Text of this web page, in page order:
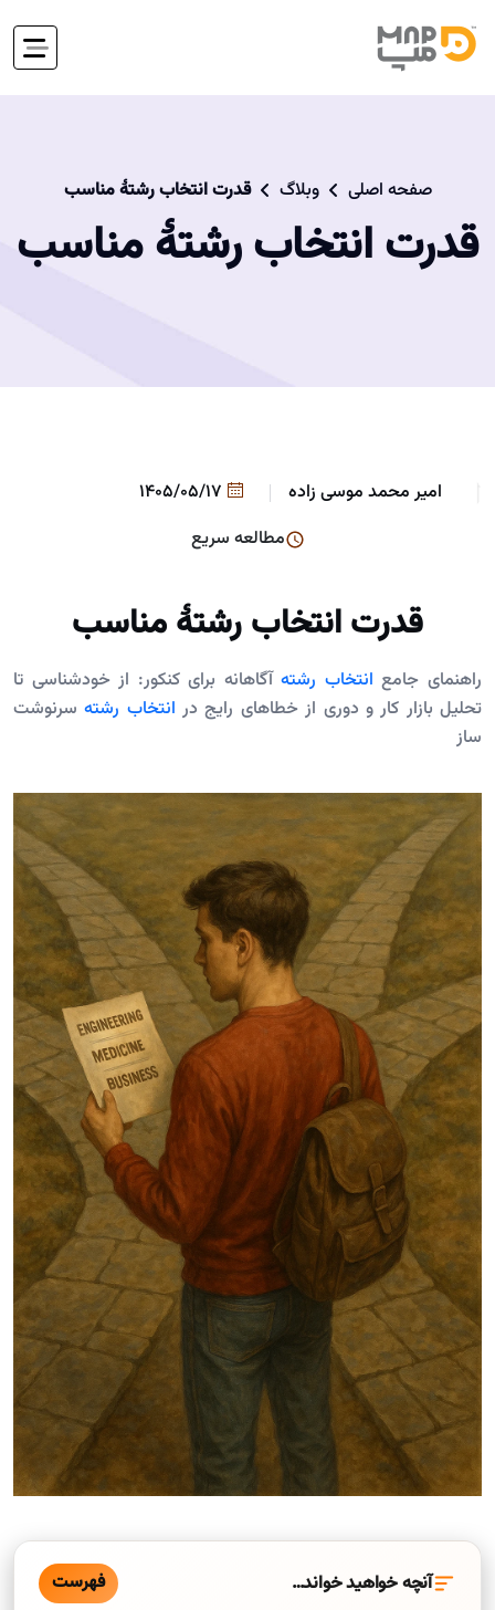
صفحه اصلی وبلاگ قدرت انتخاب رشتۀ مناسب
قدرت انتخاب رشتۀ مناسب
امیر محمد موسی زاده
مطالعه سریع
قدرت انتخاب رشتۀ مناسب
راهنمای جامع انتخاب رشتهآگاهانه برای کنکور: از خودشناسی تا
تحلیل بازار کار و دوری از خطاهای رایج در انتخاب رشتهسرنوشت
ساز
آنچه خواهید خواند… فهرست